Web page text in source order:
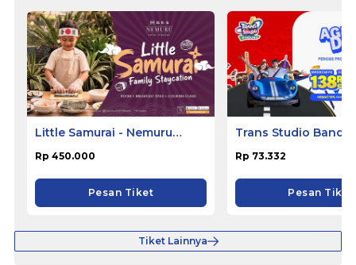
Little Samurai - Nemuru
Rp 450.000
Pesan Tiket
Trans Studio
Rp 73.332
Pesan Tiket
Tiket Lainnya